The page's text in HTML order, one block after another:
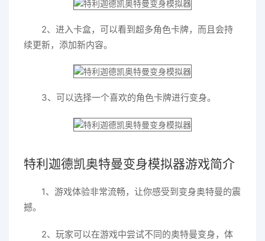
2、进入卡盒，可以看到超多角色卡牌，而且会持
续更新，添加新内容。
3、可以选择一个喜欢的角色卡牌进行变身。
特利迦德凯奥特曼变身模拟器游戏简介
1、游戏体验非常流畅，让你感受到变身奥特曼的震
撼。
2、玩家可以在游戏中尝试不同的奥特曼变身，体